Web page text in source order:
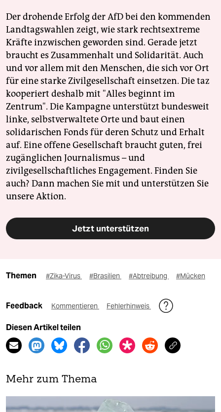
Der drohende Erfolg der AfD bei den kommenden
Landtagswahlen zeigt, wie stark rechtsextreme
Kräfte inzwischen geworden sind. Gerade jetzt
braucht es Zusammenhalt und Solidarität. Auch
und vor allem mit den Menschen, die sich vor Ort
für eine starke Zivilgesellschaft einsetzen. Die taz
kooperiert deshalb mit "Alles beginnt im
Zentrum". Die Kampagne unterstützt bundesweit
linke, selbstverwaltete Orte und baut einen
solidarischen Fonds für deren Schutz und Erhalt
auf. Eine offene Gesellschaft braucht guten, frei
zugänglichen Journalismus – und
zivilgesellschaftliches Engagement. Finden Sie
auch? Dann machen Sie mit und unterstützen Sie
unsere Aktion.
Jetzt unterstützen
Themen #Zika-Virus #Brasilien #Abtreibung #Mücken
Feedback Kommentieren Fehlerhinweis
Diesen Artikel teilen
Mehr zum Thema